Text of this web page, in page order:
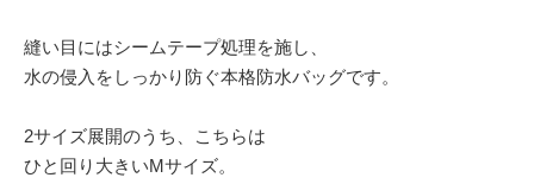
縫い目にはシームテープ処理を施し、
水の侵入をしっかり防ぐ本格防水バッグです。
2サイズ展開のうち、こちらは
ひと回り大きいMサイズ。